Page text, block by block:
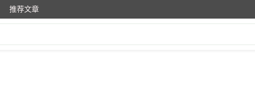
推荐文章